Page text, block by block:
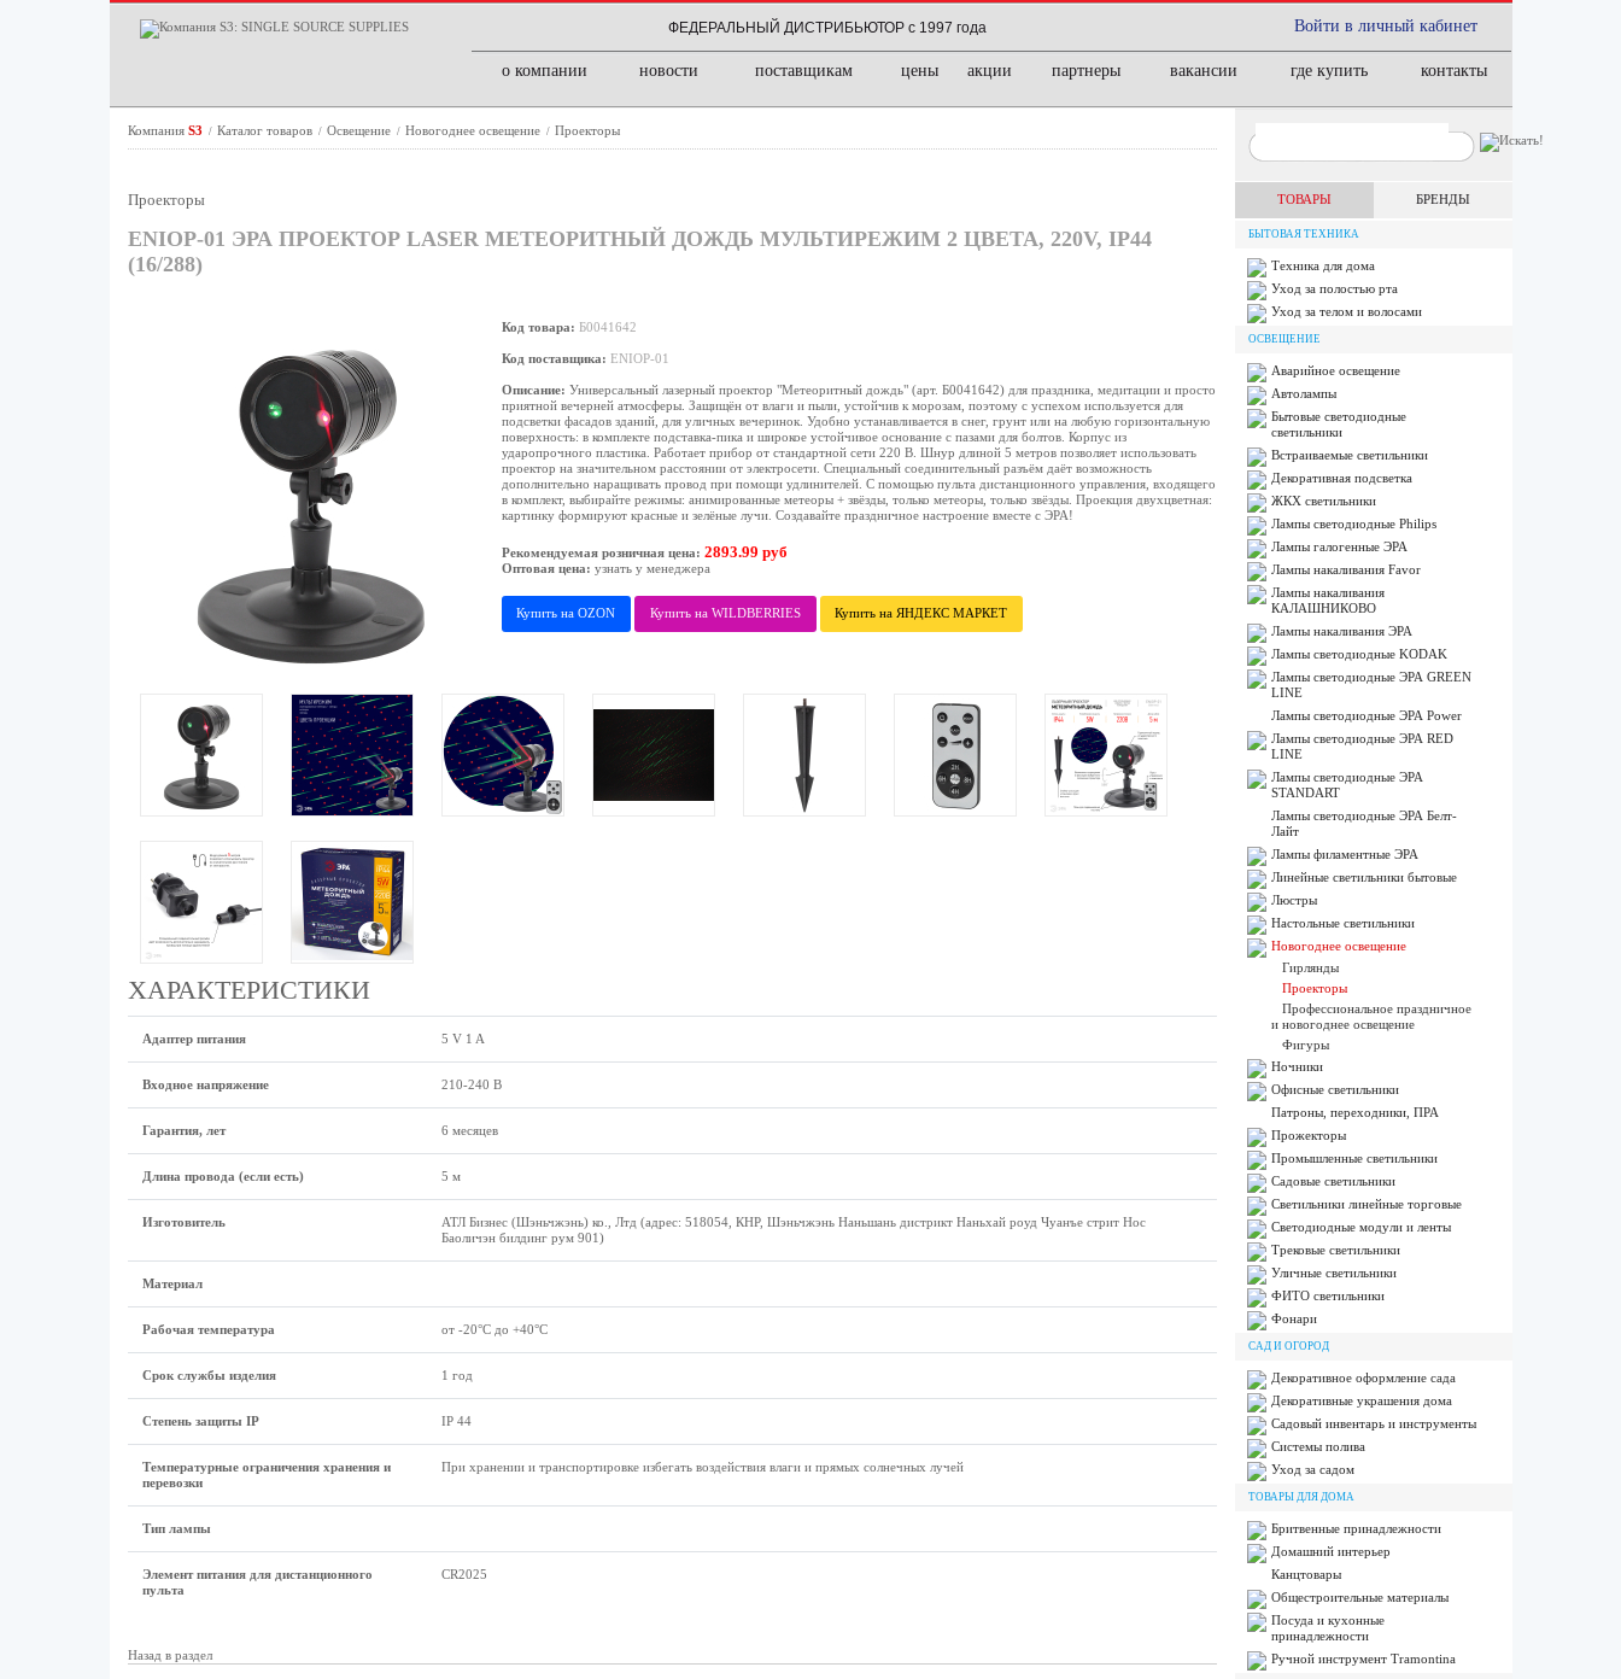
Войти в личный кабинет
ФЕДЕРАЛЬНЫЙ ДИСТРИБЬЮТОР с 1997 года
о компании новости поставщикам цены акции партнеры вакансии где купить контакты
Компания S3 / Каталог товаров / Освещение / Новогоднее освещение / Проекторы
Проекторы
ENIOP-01 ЭРА ПРОЕКТОР LASER МЕТЕОРИТНЫЙ ДОЖДЬ МУЛЬТИРЕЖИМ 2 ЦВЕТА, 220V, IP44
(16/288)
Код товара: Б0041642
Код поставщика: ENIOP-01
Описание: Универсальный лазерный проектор "Метеоритный дождь" (арт. Б0041642) для праздника, медитации и просто
приятной вечерней атмосферы. Защищён от влаги и пыли, устойчив к морозам, поэтому с успехом используется для
подсветки фасадов зданий, для уличных вечеринок. Удобно устанавливается в снег, грунт или на любую горизонтальную
поверхность: в комплекте подставка-пика и широкое устойчивое основание с пазами для болтов. Корпус из
ударопрочного пластика. Работает прибор от стандартной сети 220 В. Шнур длиной 5 метров позволяет использовать
проектор на значительном расстоянии от электросети. Специальный соединительный разъём даёт возможность
дополнительно наращивать провод при помощи удлинителей. С помощью пульта дистанционного управления, входящего
в комплект, выбирайте режимы: анимированные метеоры + звёзды, только метеоры, только звёзды. Проекция двухцветная:
картинку формируют красные и зелёные лучи. Создавайте праздничное настроение вместе с ЭРА!
Рекомендуемая розничная цена: 2893.99 руб
Оптовая цена: узнать у менеджера
Купить на OZON Купить на WILDBERRIES Купить на ЯНДЕКС МАРКЕТ
ХАРАКТЕРИСТИКИ
Адаптер питания 5 V 1 A
Входное напряжение 210-240 В
Гарантия, лет 6 месяцев
Длина провода (если есть) 5 м
Изготовитель
АТЛ Бизнес (Шэньчжэнь) ко., Лтд (адрес: 518054, КНР, Шэньчжэнь Наньшань дистрикт Наньхай роуд Чуанъе стрит Нос
Баоличэн билдинг рум 901)
Материал
Рабочая температура от -20°С до +40°С
Срок службы изделия 1 год
Степень защиты IP IP 44
Температурные ограничения хранения и
перевозки
При хранении и транспортировке избегать воздействия влаги и прямых солнечных лучей
Тип лампы
Элемент питания для дистанционного
пульта
CR2025
Назад в раздел
ТОВАРЫ БРЕНДЫ
БЫТОВАЯ ТЕХНИКА
Техника для дома
Уход за полостью рта
Уход за телом и волосами
ОСВЕЩЕНИЕ
Аварийное освещение
Автолампы
Бытовые светодиодные
светильники
Встраиваемые светильники
Декоративная подсветка
ЖКХ светильники
Лампы cветодиодные Philips
Лампы галогенные ЭРА
Лампы накаливания Favor
Лампы накаливания
КАЛАШНИКОВО
Лампы накаливания ЭРА
Лампы светодиодные KODAK
Лампы светодиодные ЭРА GREEN
LINE
Лампы светодиодные ЭРА Power
Лампы светодиодные ЭРА RED
LINE
Лампы светодиодные ЭРА
STANDART
Лампы светодиодные ЭРА Белт-
Лайт
Лампы филаментные ЭРА
Линейные светильники бытовые
Люстры
Настольные светильники
Новогоднее освещение
Гирлянды
Проекторы
Профессиональное праздничное
и новогоднее освещение
Фигуры
Ночники
Офисные светильники
Патроны, переходники, ПРА
Прожекторы
Промышленные светильники
Садовые светильники
Светильники линейные торговые
Светодиодные модули и ленты
Трековые светильники
Уличные светильники
ФИТО светильники
Фонари
САД И ОГОРОД
Декоративное оформление сада
Декоративные украшения дома
Садовый инвентарь и инструменты
Системы полива
Уход за садом
ТОВАРЫ ДЛЯ ДОМА
Бритвенные принадлежности
Домашний интерьер
Канцтовары
Общестроительные материалы
Посуда и кухонные
принадлежности
Ручной инструмент Tramontina